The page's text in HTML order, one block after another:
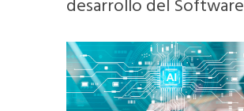
desarrollo del Software